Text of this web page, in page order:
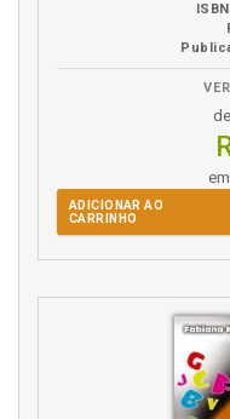
de
ADICIONAR AO
CARRINHO